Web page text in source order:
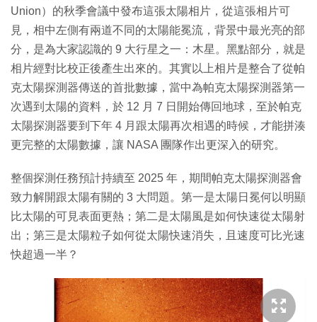
Union）的秋季會議中發布這張太陽相片，從這張相片可
見，相中左側有兩道不同的太陽能冕流，背景中最光亮的部
分，是為大家認識的 9 大行星之一：木星。黑點部分，就是
相片經對比校正後產生出來的。其實以上相片是整合了從帕
克太陽探測器傳送的首批數據，當中為帕克太陽探測器第一
次遇到太陽的資料，於 12 月 7 日開始傳回地球，至於帕克
太陽探測器要到下年 4 月跟太陽再次相遇的時候，才能拼湊
更完整的太陽數據，讓 NASA 團隊作出更深入的研究。
整個探測任務預計持續至 2025 年，期間帕克太陽探測器會
致力解開跟太陽有關的 3 大問題。第一是太陽日冕何以明顯
比太陽的可見表面更熱；第二是太陽風是如何快速從太陽射
出；第三是太陽粒子如何從太陽快速消失，且速度可比光速
快超過一半？